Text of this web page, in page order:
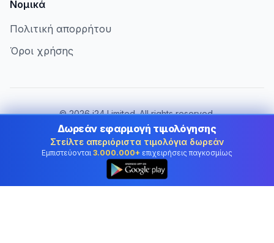
Νομικά
Πολιτική απορρήτου
Όροι χρήσης
©2026i24 Limited. All rights reserved.
Εξυπηρετώντας επιχειρήσεις στην Cyprus
Αλλαγή χώρας:
Cyprus
Δωρεάν εφαρμογή τιμολόγησης
Στείλτε απεριόριστα τιμολόγια δωρεάν
Εμπιστεύονται 3.000.000+ επιχειρήσεις παγκοσμίως